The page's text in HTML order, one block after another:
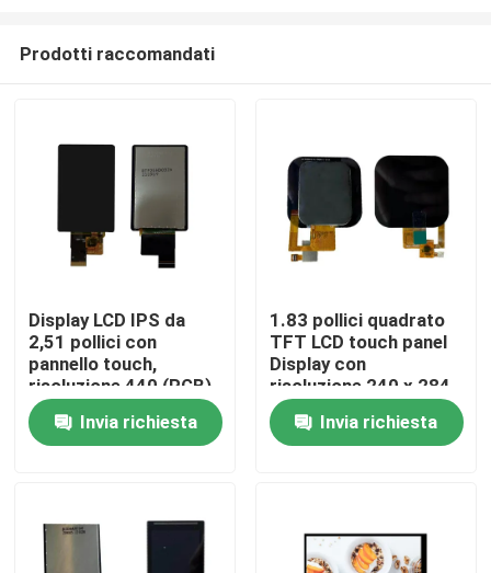
Casa
Prodotti
Manifestazione di VR
Prodotti raccomandati
Display LCD IPS da
2,51 pollici con
pannello touch,
risoluzione 440 (RGB)
x 696 e luminosità di
850 cd/m2,
interfaccia MIPI
Invia richiesta
1.83 pollici quadrato
TFT LCD touch panel
Display con
risoluzione 240 x 284
e SPI Interface
Invia richiesta